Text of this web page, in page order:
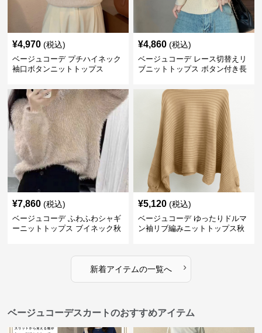
¥4,970 (税込)
ベージュコーデ プチハイネック
袖口ボタンニットトップス
¥4,860 (税込)
ベージュコーデ レース切替えリ
ブニットトップス ボタン付き長
¥7,860 (税込)
ベージュコーデ ふわふわシャギ
ーニットトップス ブイネック秋
¥5,120 (税込)
ベージュコーデ ゆったりドルマ
ン袖リブ編みニットトップス秋
新着アイテムの一覧へ ›
ベージュコーデスカートのおすすめアイテム